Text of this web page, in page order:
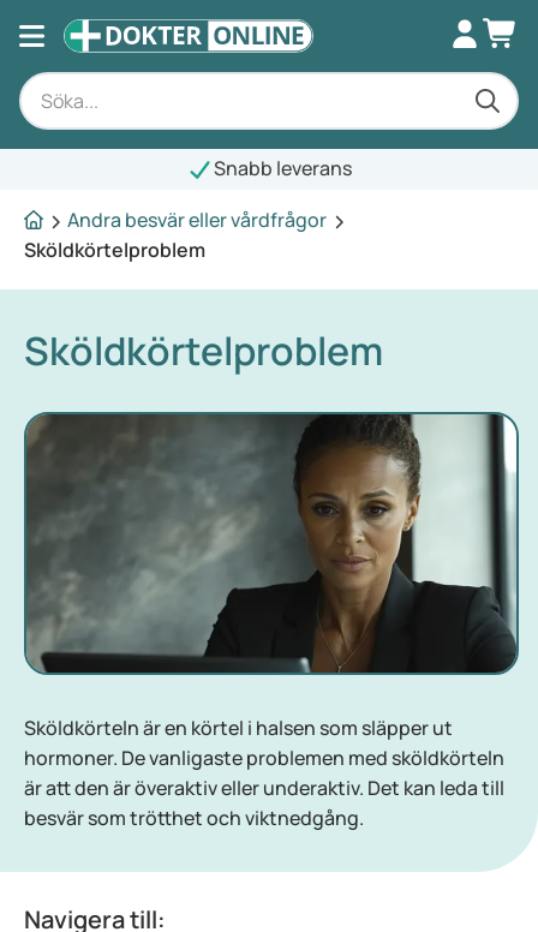
Snabb leverans
Andra besvär eller vårdfrågor
Sköldkörtelproblem
Sköldkörtelproblem
Sköldkörteln är en körtel i halsen som släpper ut
hormoner. De vanligaste problemen med sköldkörteln
är att den är överaktiv eller underaktiv. Det kan leda till
besvär som trötthet och viktnedgång.
Navigera till: